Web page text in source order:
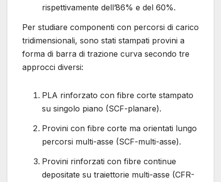
rispettivamente dell’86% e del 60%.
Per studiare componenti con percorsi di carico
tridimensionali, sono stati stampati provini a
forma di barra di trazione curva secondo tre
approcci diversi:
PLA rinforzato con fibre corte stampato
su singolo piano (SCF-planare).
Provini con fibre corte ma orientati lungo
percorsi multi-asse (SCF-multi-asse).
Provini rinforzati con fibre continue
depositate su traiettorie multi-asse (CFR-